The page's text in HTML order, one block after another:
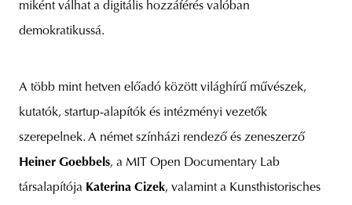
miként válhat a digitális hozzáférés valóban
demokratikussá.
A több mint hetven előadó között világhírű művészek,
kutatók, startup-alapítók és intézményi vezetők
szerepelnek. A német színházi rendező és zeneszerző
Heiner Goebbels, a MIT Open Documentary Lab
társalapítója Katerina Cizek, valamint a Kunsthistorisches